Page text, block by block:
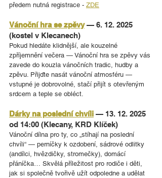
předem nutná registrace - ZDE
Vánoční hra se zpěvy — 6. 12. 2025
(kostel v Klecanech)
Pokud hledáte klidnější, ale kouzelné
zpříjemnění večera — Vánoční hra se zpěvy vás
zavede do kouzla vánočních tradic, hudby a
zpěvu. Přijďte nasát vánoční atmosféru —
vstupné je dobrovolné, stačí přijít s otevřeným
srdcem a teple se obléct.
Dárky na poslední chvíli — 13. 12. 2025
od 14:00 (Klecany, KRD Klíček)
Vánoční dílna pro ty, co „stíhají na poslední
chvíli“ — perníčky k ozdobení, sádrové odlitky
(andílci, hvězdičky, stromečky), domácí
přáníčka… Skvělá příležitost pro rodiče i děti,
jak si společně tvořivě užít odpoledne a udělat